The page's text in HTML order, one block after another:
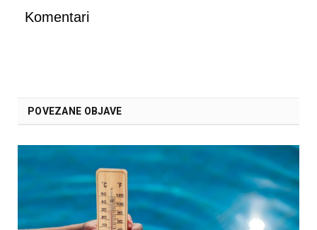
Komentari
POVEZANE OBJAVE